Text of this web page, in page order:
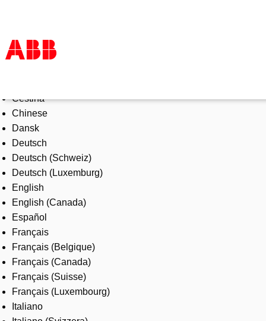
Products & Solutions
Industries
Services
About us
Where to buy
Contact us
Careers
Čeština
Chinese
Dansk
Deutsch
Deutsch (Schweiz)
Deutsch (Luxemburg)
English
English (Canada)
Español
Français
Français (Belgique)
Français (Canada)
Français (Suisse)
Français (Luxembourg)
Italiano